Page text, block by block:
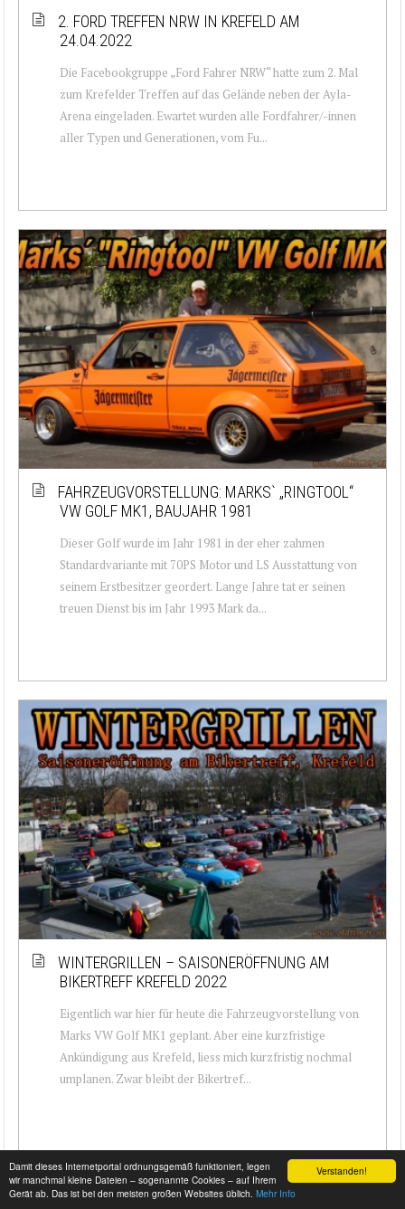
Verstanden!
Damit dieses Internetportal ordnungsgemäß funktioniert, legen
wir manchmal kleine Dateien – sogenannte Cookies – auf Ihrem
Gerät ab. Das ist bei den meisten großen Websites üblich. Mehr Info
2. FORD TREFFEN NRW IN KREFELD AM
24.04.2022
Die Facebookgruppe „Ford Fahrer NRW“ hatte zum 2. Mal
zum Krefelder Treffen auf das Gelände neben der Ayla-
Arena eingeladen. Ewartet wurden alle Fordfahrer/-innen
aller Typen und Generationen, vom Fu...
FAHRZEUGVORSTELLUNG: MARKS` „RINGTOOL“
VW GOLF MK1, BAUJAHR 1981
Dieser Golf wurde im Jahr 1981 in der eher zahmen
Standardvariante mit 70PS Motor und LS Ausstattung von
seinem Erstbesitzer geordert. Lange Jahre tat er seinen
treuen Dienst bis im Jahr 1993 Mark da...
WINTERGRILLEN – SAISONERÖFFNUNG AM
BIKERTREFF KREFELD 2022
Eigentlich war hier für heute die Fahrzeugvorstellung von
Marks VW Golf MK1 geplant. Aber eine kurzfristige
Ankündigung aus Krefeld, liess mich kurzfristig nochmal
umplanen. Zwar bleibt der Bikertref...